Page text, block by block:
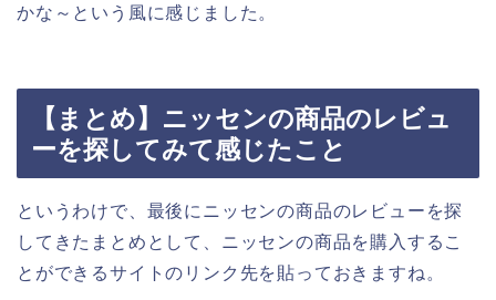
かな～という風に感じました。
【まとめ】ニッセンの商品のレビュ
ーを探してみて感じたこと
というわけで、最後にニッセンの商品のレビューを探
してきたまとめとして、ニッセンの商品を購入するこ
とができるサイトのリンク先を貼っておきますね。